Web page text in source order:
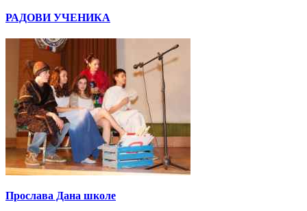
РАДОВИ УЧЕНИКА
Прослава Дана школе